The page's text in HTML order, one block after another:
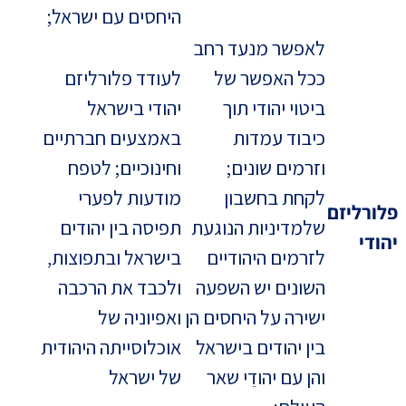
היחסים עם ישראל;
פלורליזם
יהודי
לאפשר מנעד רחב
ככל האפשר של
ביטוי יהודי תוך
כיבוד עמדות
וזרמים שונים;
לקחת בחשבון
שלמדיניות הנוגעת
לזרמים היהודיים
השונים יש השפעה
ישירה על היחסים הן
בין יהודים בישראל
והן עם יהודֵי שאר
לעודד פלורליזם
יהודי בישראל
באמצעים חברתיים
וחינוכיים; לטפח
מודעות לפערי
תפיסה בין יהודים
בישראל ובתפוצות,
ולכבד את הרכבה
ואפיוניה של
אוכלוסייתה היהודית
של ישראל